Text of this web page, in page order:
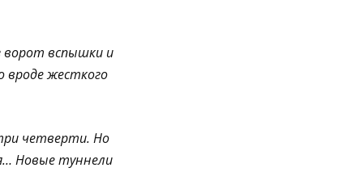
ворот вспышки и
вроде жесткого
четверти. Но
Новые туннели